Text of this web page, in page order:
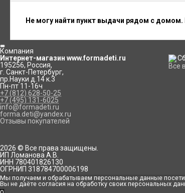
Не могу найти пункт выдачи рядом с
Компания
Интернет-магазин www.formadeti.ru
195256, Россия,
г. Санкт-Петербург,
пр.Науки д.14 к.3
Пн-пт 11-16ч
+7 (812) 628-50-25
+7 (495) 131-6025
info@formadeti.ru
forma.deti@yandex.ru
Отзывы покупателей
Все
2026 © Все права защищены.
ИП Ломанова А.В.
ИНН 780401826130
ОГРНИП 318784700006198
Мы получаем и обрабатываем персональные данные
Вы не даёте согласия на обработку своих персональных